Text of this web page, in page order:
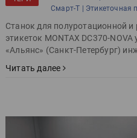
Смарт-Т |
Этикеточная
Станок для полуротационной
этикеток MONTAX DC370-
«Альянс» (Санкт-Петербург)
Читать далее